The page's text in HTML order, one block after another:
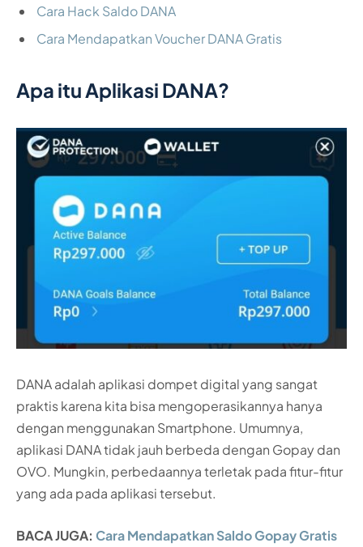
Cara Hack Saldo DANA
Cara Mendapatkan Voucher DANA Gratis
Apa itu Aplikasi DANA?
DANA adalah aplikasi dompet digital yang sangat
praktis karena kita bisa mengoperasikannya hanya
dengan menggunakan Smartphone. Umumnya,
aplikasi DANA tidak jauh berbeda dengan Gopay dan
OVO. Mungkin, perbedaannya terletak pada fitur-fitur
yang ada pada aplikasi tersebut.
BACA JUGA: Cara Mendapatkan Saldo Gopay Gratis